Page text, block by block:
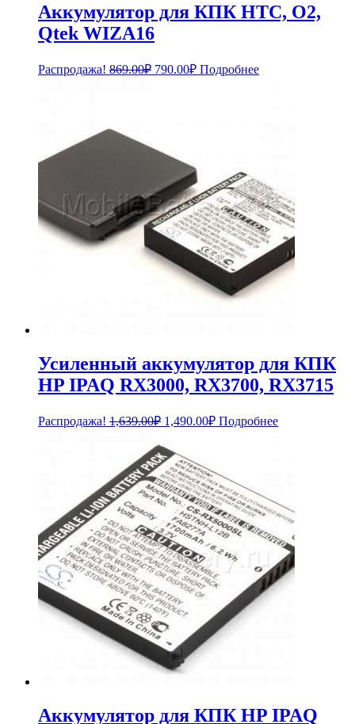
Аккумулятор для КПК HTC, O2,
Qtek WIZA16
Распродажа! 869.00₽ Первоначальная
790.00₽Текущая
цена:
Подробнее
Усиленный аккумулятор для КПК
HP IPAQ RX3000, RX3700, RX3715
Распродажа! 1,639.00₽ Первоначальная
составляла
1,639.00₽.
1,490.00₽Текущая
цена:
Подробнее
Аккумулятор для КПК HP IPAQ